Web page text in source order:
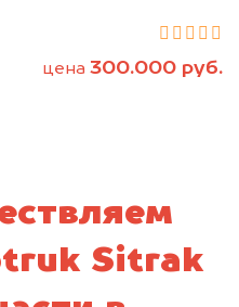
цена 300.000 руб.
Sitrak